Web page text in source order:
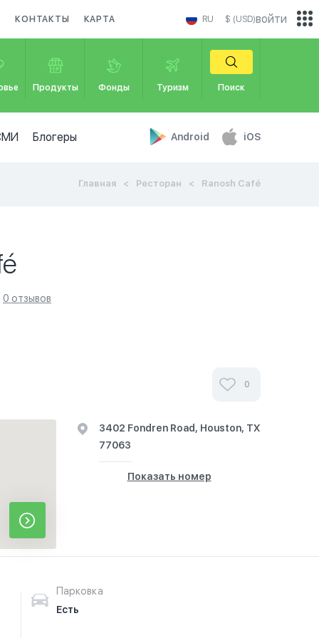
КОНТАКТЫ КАРТА RU $ (USD)
Продукты Фонды Туризм Поиск
Блогеры Android iOS
войти
Главная Ресторан Ranosh Café
0 отзывов
0
3402 Fondren Road, Houston, TX
77063
Показать номер
Парковка
Есть